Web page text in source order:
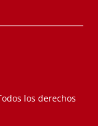
los derechos